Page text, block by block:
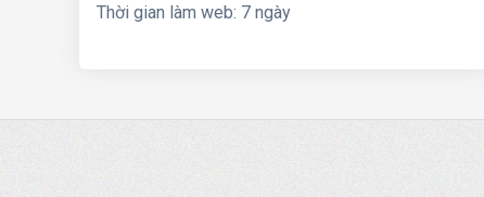
Thời gian làm web: 7 ngày